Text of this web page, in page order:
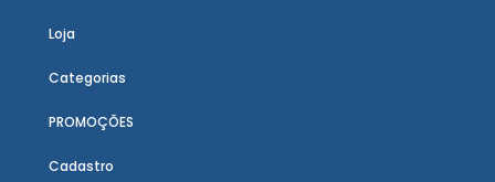
Loja
Categorias
PROMOÇÕES
Cadastro